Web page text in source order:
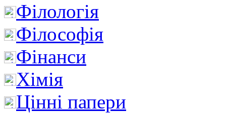
Філологія
Філософія
Фінанси
Хімія
Цінні папери